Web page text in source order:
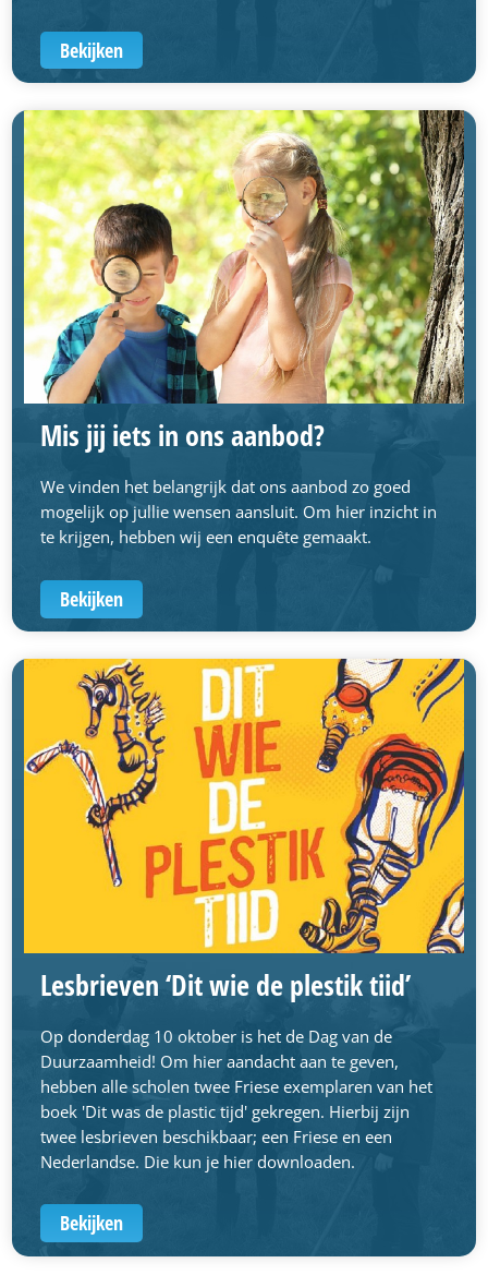
Bekijken
Mis jij iets in ons aanbod?
We vinden het belangrijk dat ons aanbod zo goed
mogelijk op jullie wensen aansluit. Om hier inzicht in
te krijgen, hebben wij een enquête gemaakt.
Bekijken
Lesbrieven ‘Dit wie de plestik tiid’
Op donderdag 10 oktober is het de Dag van de
Duurzaamheid! Om hier aandacht aan te geven,
hebben alle scholen twee Friese exemplaren van het
boek 'Dit was de plastic tijd' gekregen. Hierbij zijn
twee lesbrieven beschikbaar; een Friese en een
Nederlandse. Die kun je hier downloaden.
Bekijken